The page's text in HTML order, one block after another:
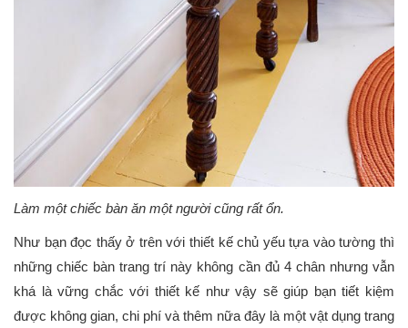
Làm một chiếc bàn ăn một người cũng rất ổn.
Như bạn đọc thấy ở trên với thiết kế chủ yếu tựa vào tường thì
những chiếc bàn trang trí này không cần đủ 4 chân nhưng vẫn
khá là vững chắc với thiết kế như vậy sẽ giúp bạn tiết kiệm
được không gian, chi phí và thêm nữa đây là một vật dụng trang